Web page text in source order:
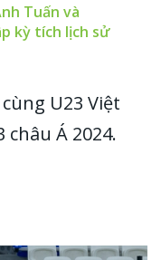
Tuấn và
kỳ tích lịch sử
U23 Việt
Á 2024.